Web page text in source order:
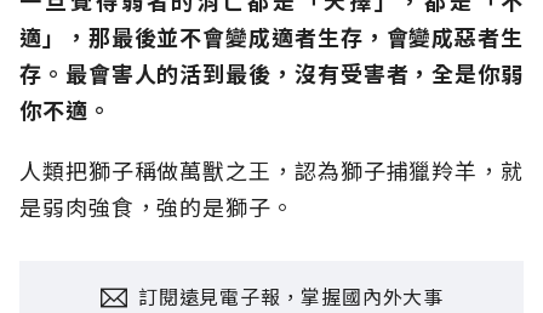
適」，那最後並不會變成適者生存，會變成惡者生
存。 最會害人的活到最後，沒有受害者，全是你弱
你不適。
人類把獅子稱做萬獸之王，認為獅子捕獵羚羊，就
是弱肉強食，強的是獅子。
訂閱遠見電子報，掌握國內外大事